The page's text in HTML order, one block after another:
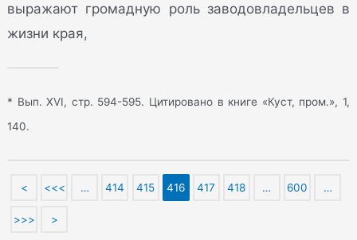
выражают громадную роль заводовладельцев в
жизни края,
* Вып. XVI, стр. 594-595. Цитировано в книге «Куст, пром.», 1,
140.
< <<< … 414 415 416 417 418 … 600 …
>>> >